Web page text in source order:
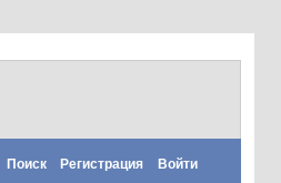
Поиск Регистрация Войти